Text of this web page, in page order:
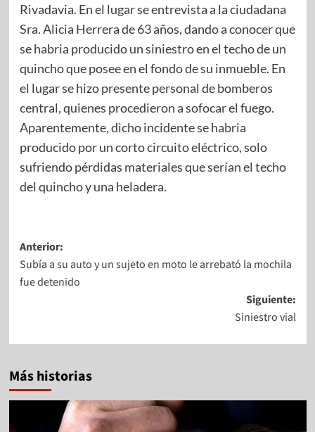
Rivadavia. En el lugar se entrevista a la ciudadana
Sra. Alicia Herrera de 63 años, dando a conocer que
se habria producido un siniestro en el techo de un
quincho que posee en el fondo de su inmueble. En
el lugar se hizo presente personal de bomberos
central, quienes procedieron a sofocar el fuego.
Aparentemente, dicho incidente se habria
producido por un corto circuito eléctrico, solo
sufriendo pérdidas materiales que serían el techo
del quincho y una heladera.
Anterior:
Subía a su auto y un sujeto en moto le arrebató la mochila
fue detenido
Siguiente:
Siniestro vial
Más historias